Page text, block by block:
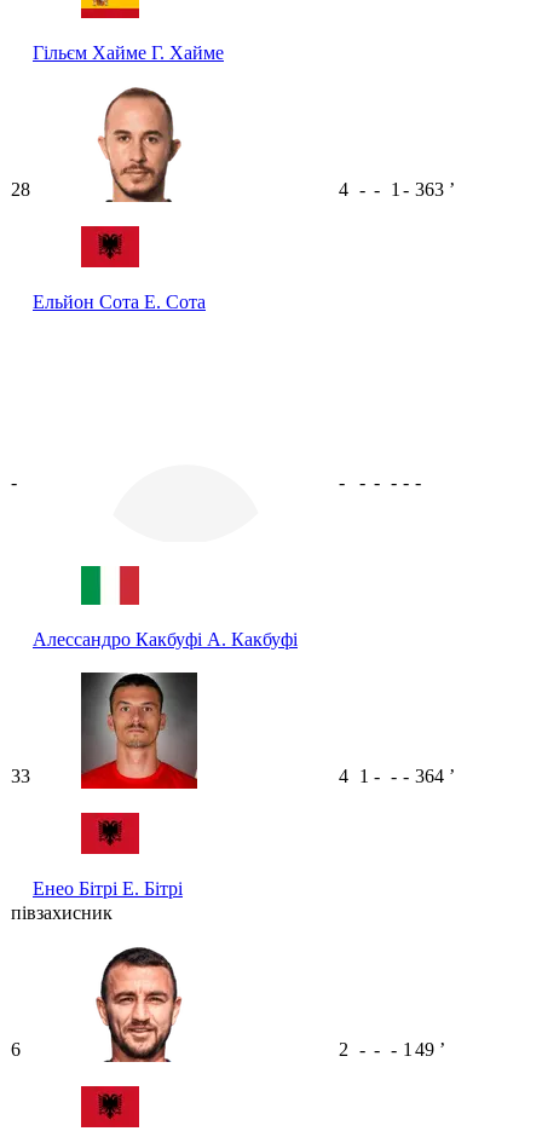
Гільєм Хайме Г. Хайме
28
Ельйон Сота Е. Сота
4 - - 1 - 363 ʼ
-
Алессандро Какбуфі А. Какбуфі
- - - - - -
33
Енео Бітрі Е. Бітрі
4 1 - - - 364 ʼ
півзахисник
6 2 - - - 1 49 ʼ